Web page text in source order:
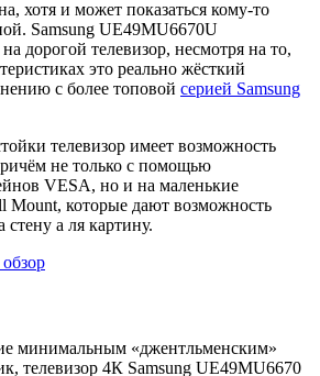
хотя и может показаться кому-то
Samsung UE49MU6670U
дорогой телевизор, несмотря на то,
это реально жёсткий
с более топовой серией Samsung
телевизор имеет возможность
не только с помощью
VESA, но и на маленькие
которые дают возможность
стену а ля картину.
минимальным «джентльменским»
телевизор 4К Samsung UE49MU6670